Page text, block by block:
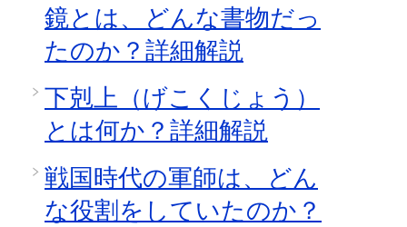
鏡とは、どんな書物だっ
たのか？詳細解説
下剋上（げこくじょう）
とは何か？詳細解説
戦国時代の軍師は、どん
な役割をしていたのか？